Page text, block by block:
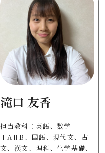
滝口 友香
担当教科：英語、数学
ⅠAⅡB、国語、現代文、古
文、漢文、理科、化学基礎、